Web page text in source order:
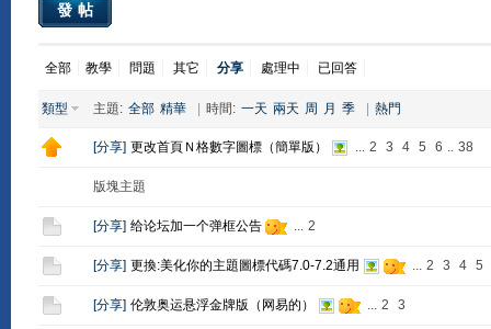
發帖
全部 教學 問題 其它 分享 處理中 已回答
類型 主題: 全部 精華 時間: 一天 兩天 周 月 季 熱門
[分享] 更改首頁Ｎ格數字圖標（簡單版） ... 2 3 4 5 6 .. 38
版塊主題
[分享] 给论坛加一个弹框公告 ... 2
[分享] 更換:美化你的主題圖標代碼7.0-7.2通用 ... 2 3 4 5
[分享] 伦敦奥运悬浮金牌版（网易的） ... 2 3